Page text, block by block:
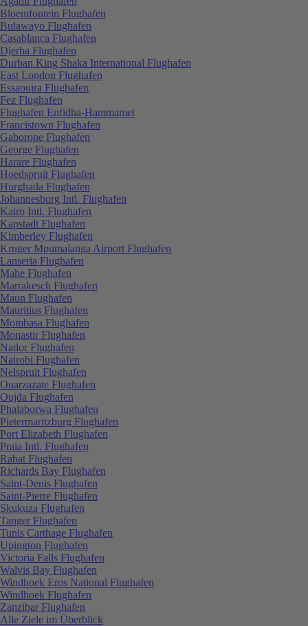
Bloemfontein Flughafen
Bulawayo Flughafen
Casablanca Flughafen
Djerba Flughafen
Durban King Shaka International Flughafen
East London Flughafen
Essaouira Flughafen
Fez Flughafen
Flughafen Enfidha-Hammamet
Francistown Flughafen
Gaborone Flughafen
George Flughafen
Harare Flughafen
Hoedspruit Flughafen
Hurghada Flughafen
Johannesburg Intl. Flughafen
Kairo Intl. Flughafen
Kapstadt Flughafen
Kimberley Flughafen
Kruger Mpumalanga Airport Flughafen
Lanseria Flughafen
Mahe Flughafen
Marrakesch Flughafen
Maun Flughafen
Mauritius Flughafen
Mombasa Flughafen
Monastir Flughafen
Nador Flughafen
Nairobi Flughafen
Nelspruit Flughafen
Ouarzazate Flughafen
Oujda Flughafen
Phalaborwa Flughafen
Pietermaritzburg Flughafen
Port Elizabeth Flughafen
Praia Intl. Flughafen
Rabat Flughafen
Richards Bay Flughafen
Saint-Denis Flughafen
Saint-Pierre Flughafen
Skukuza Flughafen
Tanger Flughafen
Tunis Carthage Flughafen
Upington Flughafen
Victoria Falls Flughafen
Walvis Bay Flughafen
Windhoek Eros National Flughafen
Windhoek Flughafen
Zanzibar Flughafen
Alle Ziele im Überblick